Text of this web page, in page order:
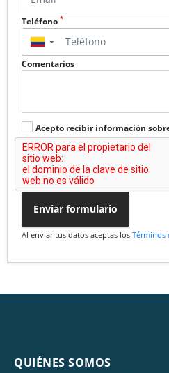
Teléfono *
▼
Comentarios
Acepto recibir información
Enviar formulario
Al enviar tus datos aceptas los Términos
QUIÉNES SOMOS